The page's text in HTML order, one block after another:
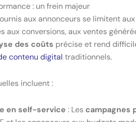
: un frein majeur
aux annonceurs se limitent
aux conversions, aux ventes
des coûts précise et rend
contenu digital traditionnels.
incluent :
en self-service : Les campagnes